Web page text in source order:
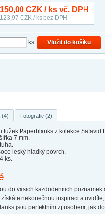
150,00 CZK / ks vč. DPH
123,97 CZK / ks bez DPH
ks Vložit do košíku
(4) Fotografie (2)
tužek Paperblanks z kolekce Safavid
7 mm.
leský hladký povrch.
ks.
do vašich každodenních
nekonečnou inspiraci a
jsou perfektním způsobem, jak